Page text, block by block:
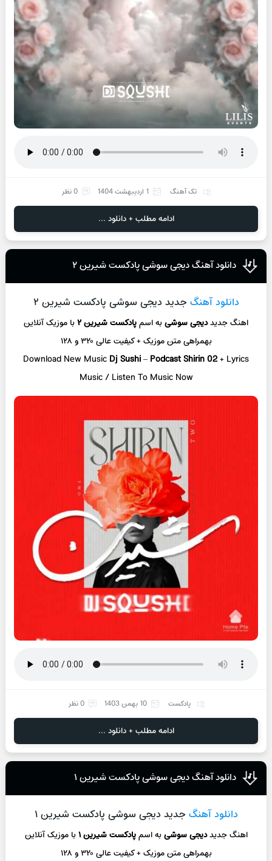
تک آهنگ 1 اردیبهشت 1404 0 نظر
ادامه مطلب + دانلود ...
دانلود آهنگ دیجی سوشی پادکست شیرین ۲
دانلود آهنگ جدید دیجی سوشی پادکست شیرین ۲
اهنگ جدیددیجی سوشیبه اسمپادکست شیرین ۲
با موزیک آنلاین
بهمراهی متن موزیک + کیفیت عالی ۳۲۰ و ۱۲۸
Download New Music Dj Sushi– Podcast Shirin 02+ Lyrics
Music / Listen To Music Now
پادکست 10 بهمن 1403 0 نظر
ادامه مطلب + دانلود ...
دانلود آهنگ دیجی سوشی پادکست شیرین ۱
دانلود آهنگ جدید دیجی سوشی پادکست شیرین ۱
اهنگ جدیددیجی سوشیبه اسمپادکست شیرین ۱ با موزیک آنلاین
بهمراهی متن موزیک + کیفیت عالی ۳۲۰ و ۱۲۸